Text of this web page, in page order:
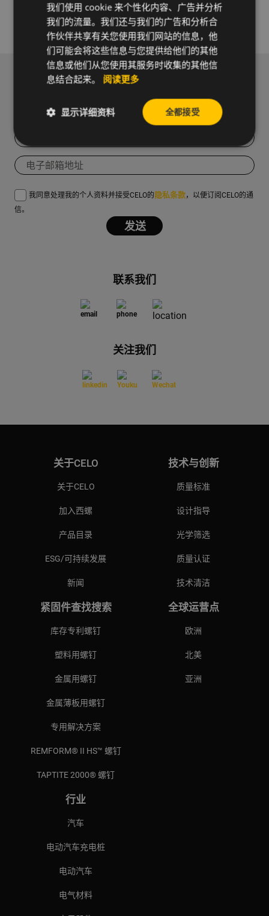
了解更多
订阅新闻通讯以接收我们的新闻和实用信息。
我同意处理我的个人资料并接受CELO的隐私条款，以便订阅CELO的通
信。
联系我们
关注我们
关于CELO
关于CELO
加入西螺
产品目录
ESG/可持续发展
新闻
紧固件查找搜索
库存专利螺钉
塑料用螺钉
金属用螺钉
金属薄板用螺钉
专用解决方案
REMFORM® II HS™ 螺钉
TAPTITE 2000® 螺钉
行业
汽车
电动汽车充电桩
电动汽车
电气材料
技术与创新
质量标准
设计指导
光学筛选
质量认证
技术清洁
全球运营点
欧洲
北美
亚洲
我们使用 cookie 来个性化内容、广告并分析
我们的流量。我们还与我们的广告和分析合
作伙伴共享有关您使用我们网站的信息，他
们可能会将这些信息与您提供给他们的其他
信息或他们从您使用其服务时收集的其他信
息结合起来。 阅读更多
全都接受
显示详细资料